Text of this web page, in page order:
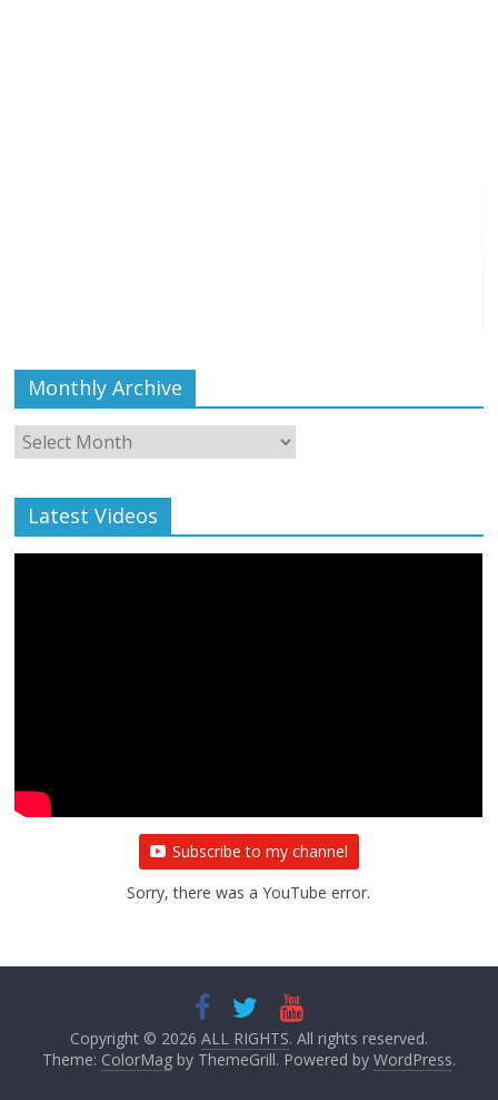
Monthly Archive
Monthly
Archive
Latest Videos
Subscribe to my channel
Sorry, there was a YouTube error.
Copyright © 2026 ALL RIGHTS. All rights reserved.
Theme: ColorMagby ThemeGrill. Powered by WordPress.